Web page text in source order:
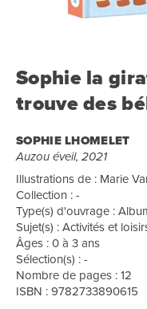
Sophie la
trouve des
SOPHIE LHOMELET
Auzou éveil, 2021
Illustrations de : Marie
Collection : -
Type(s) d'ouvrage :
Sujet(s) : Activités et
Âges : 0 à 3 ans
Sélection(s) : -
Nombre de pages : 12
ISBN : 9782733890615